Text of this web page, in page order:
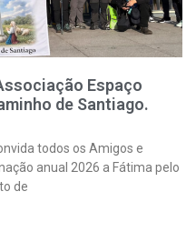
Espaço
de Santiago.
todos os Amigos e
anual 2026 a Fátima pelo
de